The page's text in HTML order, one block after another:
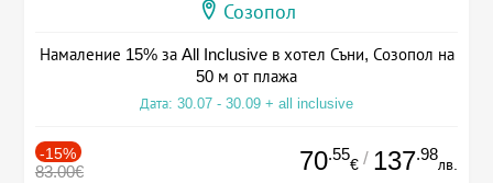
Созопол
Намаление 15% за All Inclusive в хотел Съни, Созопол на
50 м от плажа
Дата: 30.07 - 30.09 + all inclusive
-15%
83.00€ 70.55
€ / 137.98
лв.